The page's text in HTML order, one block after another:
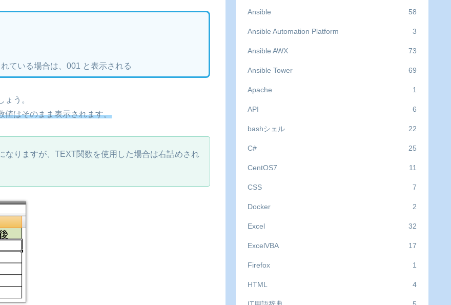
ている場合は、001 と表示される
う。
値はそのまま表示されます。
なりますが、TEXT関数を使用した場合は右詰めされ
Ansible 58
Ansible Automation Platform 3
Ansible AWX 73
Ansible Tower 69
Apache 1
API 6
bashシェル 22
C# 25
CentOS7 11
CSS 7
Docker 2
Excel 32
ExcelVBA 17
Firefox 1
HTML 4